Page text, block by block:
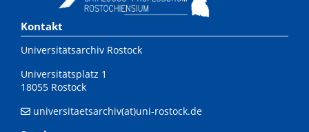
Kontakt
Universitätsarchiv Rostock
Universitätsplatz 1
18055 Rostock
universitaetsarchiv(at)uni-rostock.de